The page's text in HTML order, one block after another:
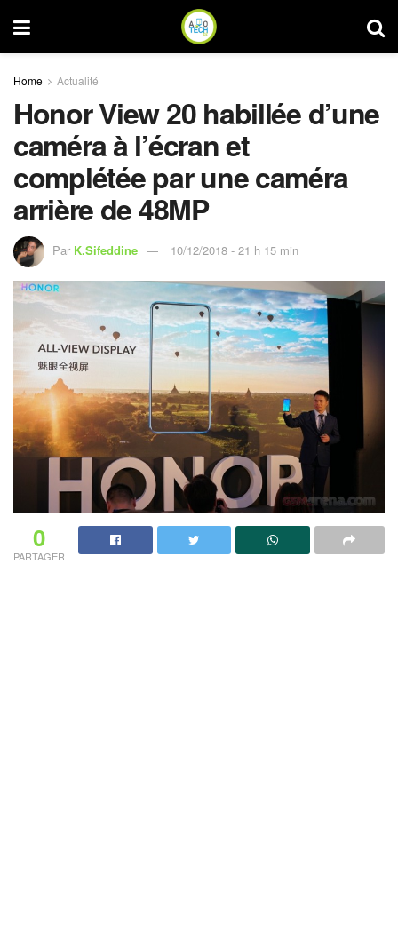
Home Actualité
Honor View 20 habillée d’une
caméra à l’écran et
complétée par une caméra
arrière de 48MP
Par K.Sifeddine 10/12/2018 - 21 h 15 min
0
PARTAGER